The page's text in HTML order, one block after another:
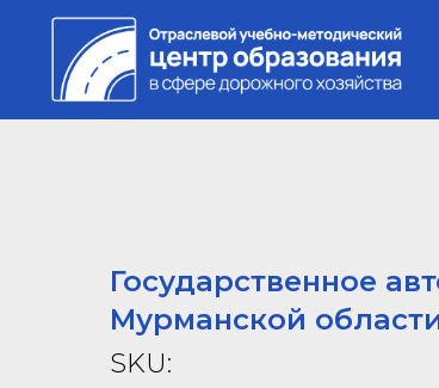
Государственное
Мурманской
SKU: